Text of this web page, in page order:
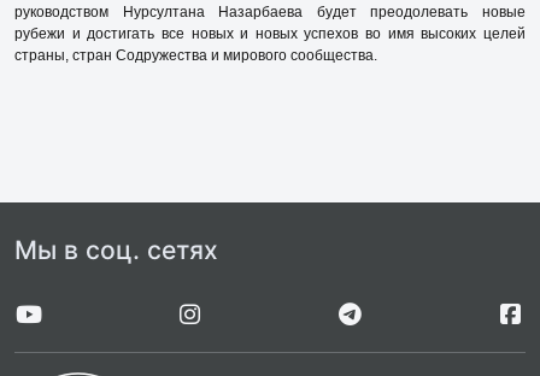
руководством Нурсултана Назарбаева будет преодолевать новые
рубежи и достигать все новых и новых успехов во имя высоких целей
страны, стран Содружества и мирового сообщества.
Мы в соц. сетях